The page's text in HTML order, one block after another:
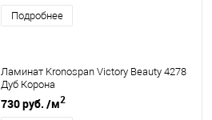
Подробнее
Ламинат Kronospan Victory Beauty 4278
Дуб Корона
730 руб. /м2